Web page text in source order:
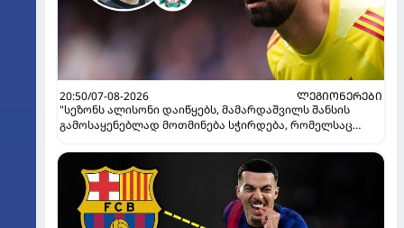
20:50/07-08-2026
ᲚᲔᲒᲘᲝᲜᲔᲠᲔᲑᲘ
"სეზონს ალისონი დაიწყებს, მამარდაშვილს შანსის
გამოსაყენებლად მოთმინება სჭირდება, რომელსაც
მეკარემ